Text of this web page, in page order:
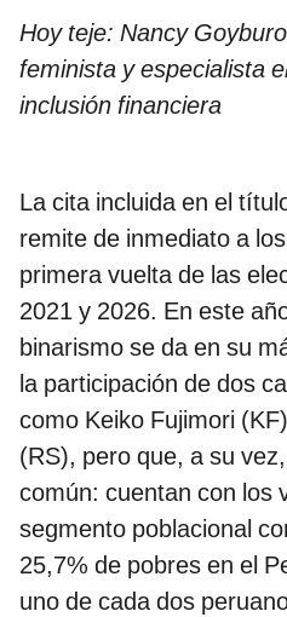
Hoy teje: Nancy
feminista y especialista
inclusión financiera
La cita incluida en el
remite de inmediato a
primera vuelta de las
2021 y 2026. En este
binarismo se da en su
la participación de dos
como Keiko Fujimori
(RS), pero que, a su
común: cuentan con los
segmento poblacional
25,7% de pobres en el
uno de cada dos